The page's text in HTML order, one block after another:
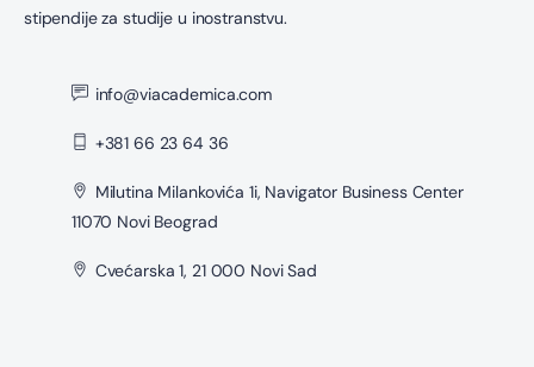
stipendije za studije u inostranstvu.
info@viacademica.com
+381 66 23 64 36
Milutina Milankovića 1i, Navigator Business Center
11070 Novi Beograd
Cvećarska 1, 21 000 Novi Sad